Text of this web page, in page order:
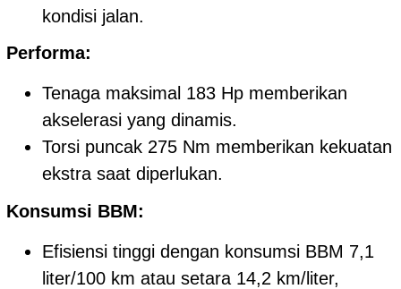
kondisi jalan.
Performa:
Tenaga maksimal 183 Hp memberikan
akselerasi yang dinamis.
Torsi puncak 275 Nm memberikan kekuatan
ekstra saat diperlukan.
Konsumsi BBM:
Efisiensi tinggi dengan konsumsi BBM 7,1
liter/100 km atau setara 14,2 km/liter,